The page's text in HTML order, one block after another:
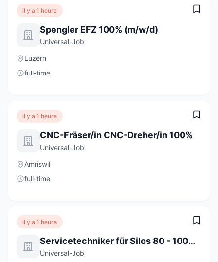
il y a 1 heure
Spengler EFZ 100% (m/w/d)
Universal-Job
Luzern
full-time
il y a 1 heure
CNC-Fräser/in CNC-Dreher/in 100%
Universal-Job
Amriswil
full-time
il y a 1 heure
Servicetechniker für Silos 80 - 100% (m/w/d)
Universal-Job